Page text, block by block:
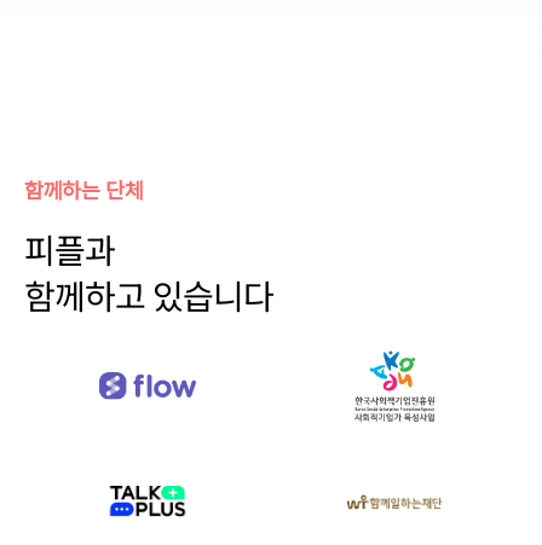
함께하는 단체
피플과
함께하고 있습니다